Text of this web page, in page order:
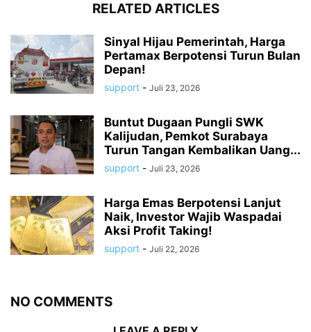
RELATED ARTICLES
Sinyal Hijau Pemerintah, Harga
Pertamax Berpotensi Turun Bulan
Depan!
support - Juli 23, 2026
Buntut Dugaan Pungli SWK
Kalijudan, Pemkot Surabaya
Turun Tangan Kembalikan Uang...
support - Juli 23, 2026
Harga Emas Berpotensi Lanjut
Naik, Investor Wajib Waspadai
Aksi Profit Taking!
support - Juli 22, 2026
NO COMMENTS